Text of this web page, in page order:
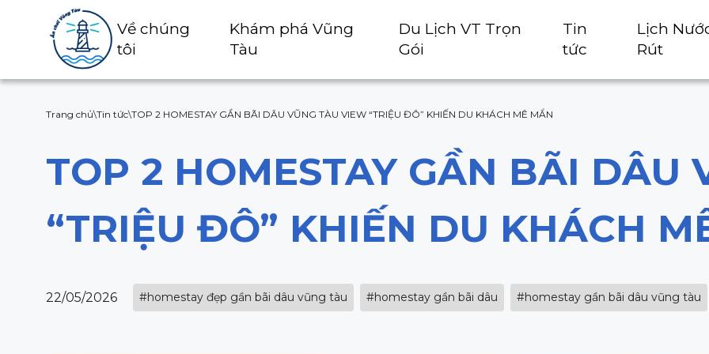
Về chúng
tôi
Khám phá Vũng
Tàu
Du Lịch VT Trọn
Gói
Tin
tức
Lịch
Rút
Trang chủ\Tin tức\TOP 2 HOMESTAY GẦN BÃI DÂU VŨNG TÀU VIEW “TRIỆU ĐÔ” KHIẾN DU KHÁCH MÊ MẨN
TOP 2 HOMESTAY GẦN BÃI DÂU
“TRIỆU ĐÔ” KHIẾN DU KHÁCH
22/05/2026 #homestay đẹp gần bãi dâu vũng tàu #homestay gần bãi dâu #homestay gần bãi dâu vũng tàu